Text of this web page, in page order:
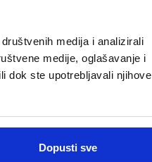
medija i analizirali
medije, oglašavanje i
dok ste upotrebljavali njihove
Dopusti sve